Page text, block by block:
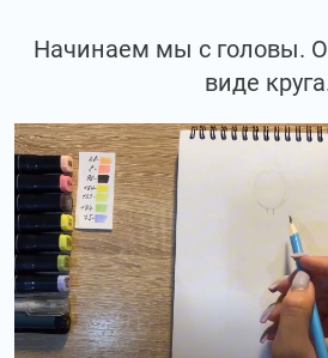
Начинаем мы с головы.
виде